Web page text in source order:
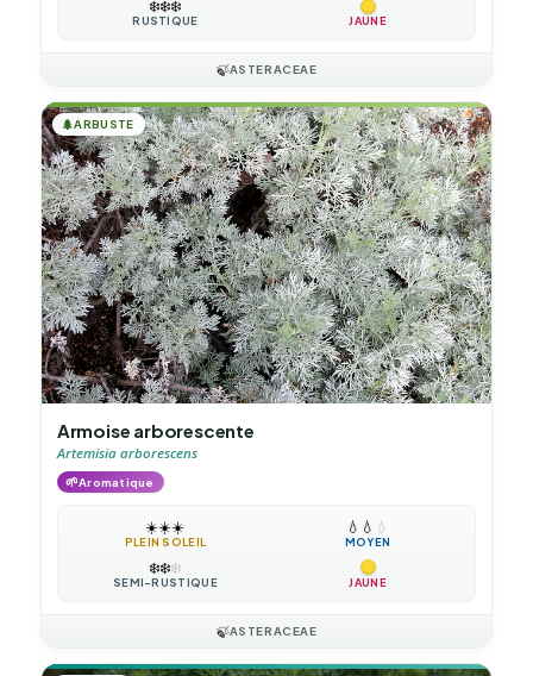
❄️❄️❄️
RUSTIQUE JAUNE
🍃ASTERACEAE
🌲ARBUSTE
Armoise arborescente
Artemisia arborescens
🌱Aromatique
☀️☀️☀️
PLEIN SOLEIL
💧 💧 💧
MOYEN
❄️❄️❄️
SEMI-RUSTIQUE JAUNE
🍃ASTERACEAE